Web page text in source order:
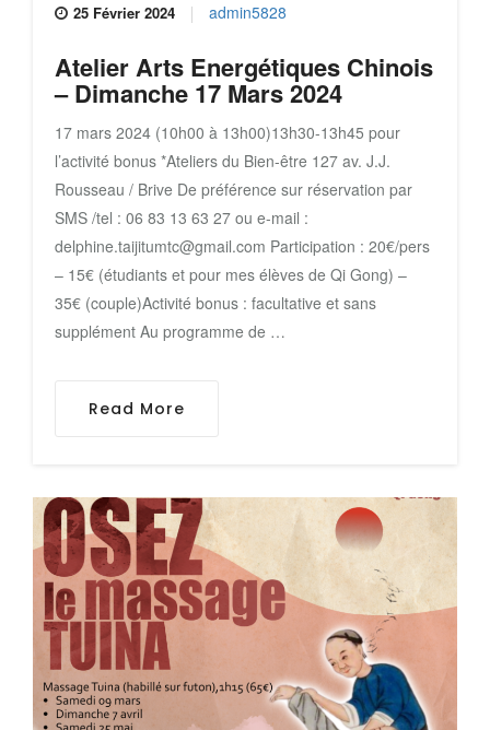
25 Février 2024 admin5828
Atelier Arts Energétiques Chinois
– Dimanche 17 Mars 2024
17 mars 2024 (10h00 à 13h00)13h30-13h45 pour
l’activité bonus *Ateliers du Bien-être 127 av. J.J.
Rousseau / Brive De préférence sur réservation par
SMS /tel : 06 83 13 63 27 ou e-mail :
delphine.taijitumtc@gmail.com Participation : 20€/pers
– 15€ (étudiants et pour mes élèves de Qi Gong) –
35€ (couple)Activité bonus : facultative et sans
supplément Au programme de …
Read More